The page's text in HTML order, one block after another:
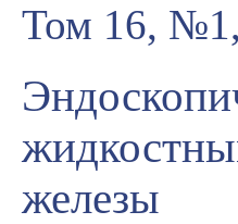
Том 16, №1,
железы